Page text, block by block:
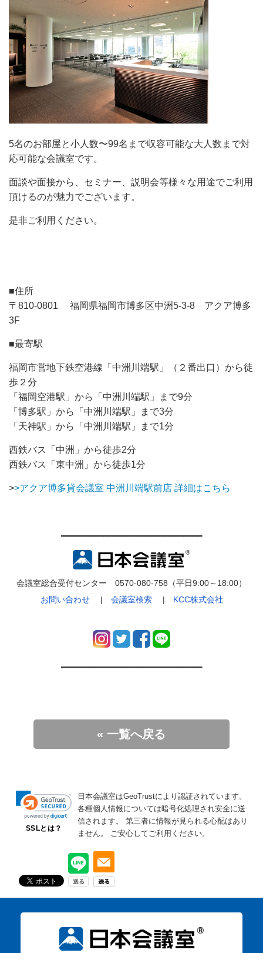
5名のお部屋と小人数〜99名まで収容可能な大人数まで対
応可能な会議室です。
面談や面接から、セミナー、説明会等様々な用途でご利用
頂けるのが魅力でございます。
是非ご利用ください。
■住所
〒810-0801 福岡県福岡市博多区中洲5-3-8 アクア博多
3F
■最寄駅
福岡市営地下鉄空港線「中洲川端駅」（２番出口）から徒
歩２分
「福岡空港駅」から「中洲川端駅」まで9分
「博多駅」から「中洲川端駅」まで3分
「天神駅」から「中洲川端駅」まで1分
西鉄バス「中洲」から徒歩2分
西鉄バス「東中洲」から徒歩1分
>>アクア博多貸会議室 中洲川端駅前店 詳細はこちら
━━━━━━━━━━━━━━━━━━━━━━━━━━━━━━
会議室総合受付センター 0570-080-758（平日9:00～18:00）
お問い合わせ| 会議室検索| KCC株式会社
━━━━━━━━━━━━━━━━━━━━━━━━━━━━━━
« 一覧へ戻る
SSLとは？
日本会議室はGeoTrustにより認証されています。
各種個人情報については暗号化処理され安全に送
信されます。
第三者に情報が見られる心配はあり
ません。
ご安心してご利用ください。